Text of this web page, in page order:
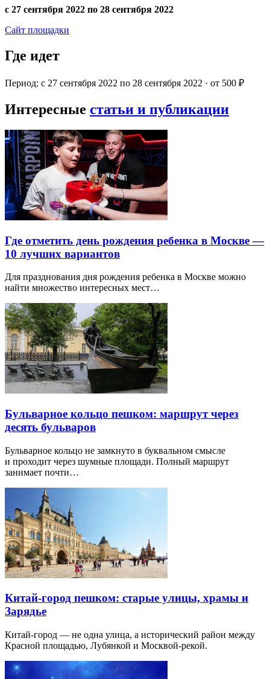
с 27 сентября 2022 по 28 сентября 2022
Сайт площадки
Где идет
Период: с 27 сентября 2022 по 28 сентября 2022 · от 500 ₽
Интересные статьи и публикации
Где отметить день рождения ребенка в Москве —
10 лучших вариантов
Для празднования дня рождения ребенка в Москве можно
найти множество интересных мест…
Бульварное кольцо пешком: маршрут через
десять бульваров
Бульварное кольцо не замкнуто в буквальном смысле
и проходит через шумные площади. Полный маршрут
занимает почти…
Китай-город пешком: старые улицы, храмы и
Зарядье
Китай-город — не одна улица, а исторический район между
Красной площадью, Лубянкой и Москвой-рекой.